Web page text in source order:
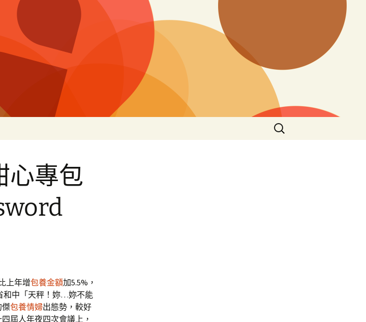
搜
尋
心專包
上年增包養金額加5.5%，
和中「天秤！妳…妳不能
傑包養情婦出態勢，較好
屆人年夜四次會議上，